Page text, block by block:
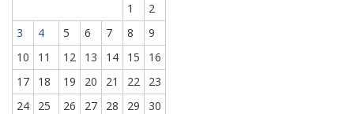
1
2
3
4 5 6 7 8
9
10
11 12 13 14 15
16
17
18 19 20 21 22
23
24
25 26 27 28 29
30